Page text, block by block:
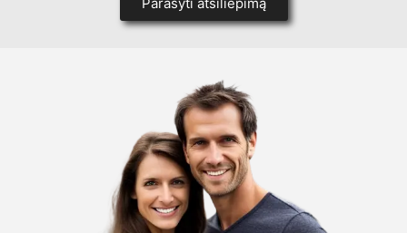
Parašyti atsiliepimą